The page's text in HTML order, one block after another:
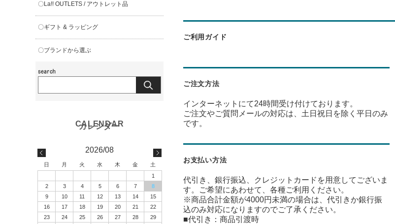
ご利用ガイド
ご注文方法
インターネットにて24時間受け付けております。
ご注文やご質問メールの対応は、土日祝日を除く平日のみ
です。
お支払い方法
代引き、銀行振込、クレジットカードを用意してございま
す。ご希望にあわせて、各種ご利用ください。
※商品合計金額が4000円未満の場合は、代引きか銀行振
込のみ対応になりますのでご了承ください。
■代引き：商品引渡時
〇La!! OUTLETS / アウトレット品
〇ギフト & ラッピング
〇ブランドから選ぶ
2026/08
日 月 火 水 木 金
土
1
2
3 4 5 6 7
8
9
10 11 12 13 14
15
16
17 18 19 20 21
22
23
24 25 26 27 28
29